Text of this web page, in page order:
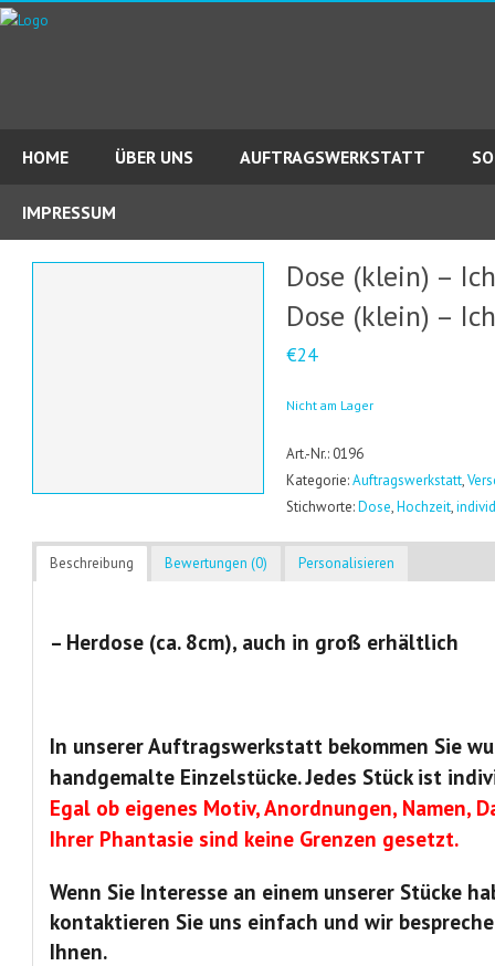
HOME ÜBER UNS AUFTRAGSWERKSTATT
IMPRESSUM
Dose (klein) –
Dose (klein) –
€24
Nicht am Lager
Art.-Nr.: 0196
Kategorie:Auftragswerkstatt,
Stichworte:Dose,Hochzeit,
Beschreibung Bewertungen (0) Personalisieren
– Herdose (ca. 8cm), auch in groß erhältlich
In unserer Auftragswerkstatt bekommen Sie
handgemalte Einzelstücke. Jedes Stück ist
Egal ob eigenes Motiv, Anordnungen, Namen,
Ihrer Phantasie sind keine Grenzen gesetzt.
Wenn Sie Interesse an einem unserer Stücke
kontaktieren Sie uns einfach und wir
Ihnen.